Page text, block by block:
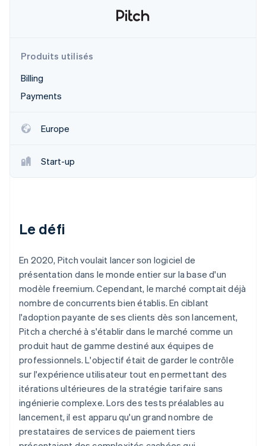
Prévention de la fraude
Atlas
Identity
Découvrez comment Stripe construit l’infrastructure
entreprises
Secteur public
Produits utilisés
Billing
Payments
Europe
Start-up
Le défi
En 2020, Pitch voulait lancer son logiciel de
présentation dans le monde entier sur la base d'un
modèle freemium. Cependant, le marché comptait déjà
nombre de concurrents bien établis. En ciblant
l'adoption payante de ses clients dès son lancement,
Pitch a cherché à s'établir dans le marché comme un
produit haut de gamme destiné aux équipes de
professionnels. L'objectif était de garder le contrôle
sur l'expérience utilisateur tout en permettant des
itérations ultérieures de la stratégie tarifaire sans
ingénierie complexe. Lors des tests préalables au
lancement, il est apparu qu'un grand nombre de
prestataires de services de paiement tiers